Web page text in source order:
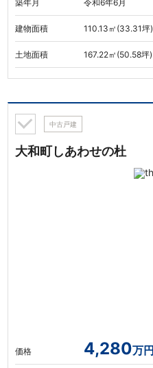
築年月 令和6年6月
建物面積 110.13㎡(33.31坪)
土地面積 167.22㎡(50.58坪)
中古戸建
大和町しあわせの杜
価格 4,280万円